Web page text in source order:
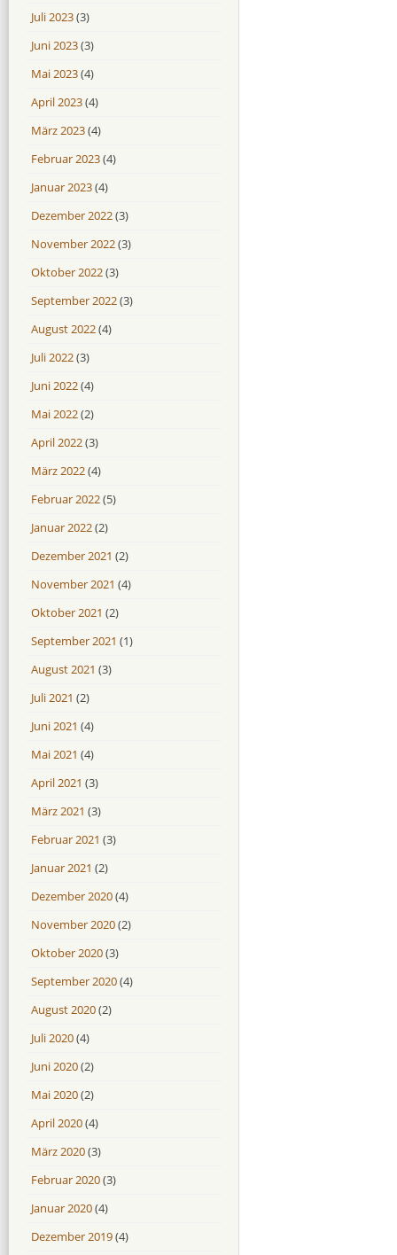
Juli 2023(3)
Juni 2023(3)
Mai 2023(4)
April 2023(4)
März 2023(4)
Februar 2023(4)
Januar 2023(4)
Dezember 2022(3)
November 2022(3)
Oktober 2022(3)
September 2022(3)
August 2022(4)
Juli 2022(3)
Juni 2022(4)
Mai 2022(2)
April 2022(3)
März 2022(4)
Februar 2022(5)
Januar 2022(2)
Dezember 2021 (2)
November 2021 (4)
Oktober 2021 (2)
September 2021 (1)
August 2021 (3)
Juli 2021 (2)
Juni 2021 (4)
Mai 2021 (4)
April 2021 (3)
März 2021 (3)
Februar 2021 (3)
Januar 2021 (2)
Dezember 2020(4)
November 2020(2)
Oktober 2020(3)
September 2020(4)
August 2020(2)
Juli 2020(4)
Juni 2020(2)
Mai 2020(2)
April 2020(4)
März 2020(3)
Februar 2020(3)
Januar 2020(4)
Dezember 2019(4)